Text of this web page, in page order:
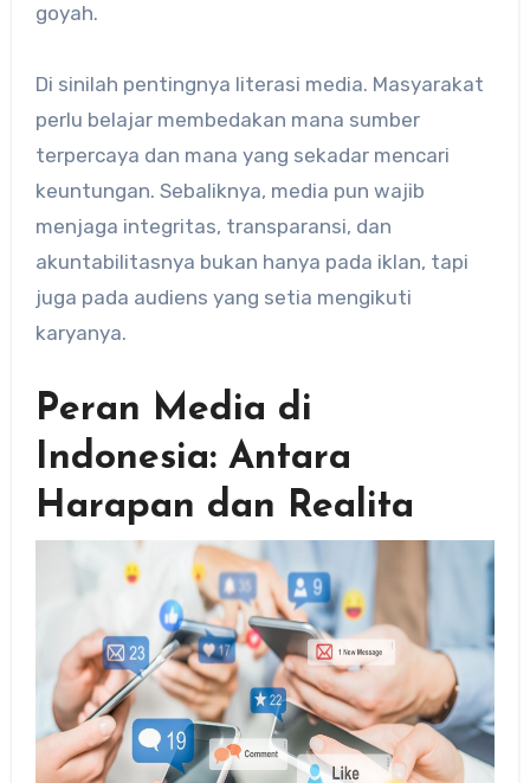
goyah.
Di sinilah pentingnya literasi media. Masyarakat
perlu belajar membedakan mana sumber
terpercaya dan mana yang sekadar mencari
keuntungan. Sebaliknya, media pun wajib
menjaga integritas, transparansi, dan
akuntabilitasnya bukan hanya pada iklan, tapi
juga pada audiens yang setia mengikuti
karyanya.
Peran Media di
Indonesia: Antara
Harapan dan Realita